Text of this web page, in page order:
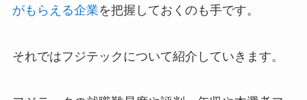
がもらえる企業を把握しておくのも手です。
それではフジテックについて紹介していきます。